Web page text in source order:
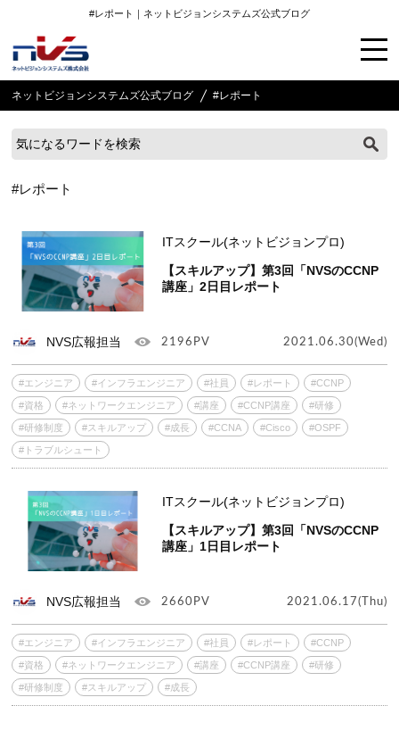
#レポート｜ネットビジョンシステムズ公式ブログ
ネットビジョンシステムズ公式ブログ #レポート
#レポート
ITスクール(ネットビジョンプロ)
【スキルアップ】第3回「NVSのCCNP
講座」2日目レポート
NVS広報担当 2196PV 2021.06.30(Wed)
#エンジニア #インフラエンジニア #社員 #レポート #CCNP
#資格 #ネットワークエンジニア #講座 #CCNP講座 #研修
#研修制度 #スキルアップ #成長 #CCNA #Cisco #OSPF
#トラブルシュート
ITスクール(ネットビジョンプロ)
【スキルアップ】第3回「NVSのCCNP
講座」1日目レポート
NVS広報担当 2660PV 2021.06.17(Thu)
#エンジニア #インフラエンジニア #社員 #レポート #CCNP
#資格 #ネットワークエンジニア #講座 #CCNP講座 #研修
#研修制度 #スキルアップ #成長